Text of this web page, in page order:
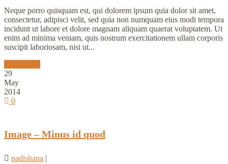
Neque porro quisquam est, qui dolorem ipsum quia dolor sit amet,
consectetur, adipisci velit, sed quia non numquam eius modi tempora
incidunt ut labore et dolore magnam aliquam quaerat voluptatem. Ut
enim ad minima veniam, quis nostrum exercitationem ullam corporis
suscipit laboriosam, nisi ut...
29
May
2014
0
Image – Minus id quod
nadishana |